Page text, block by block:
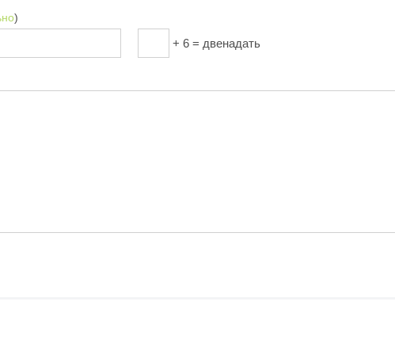
)
+ 6 = двенадать